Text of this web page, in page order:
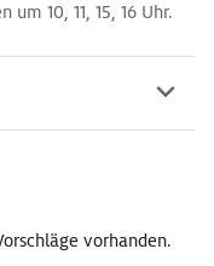
um 10, 11, 15, 16 Uhr.
vorhanden.